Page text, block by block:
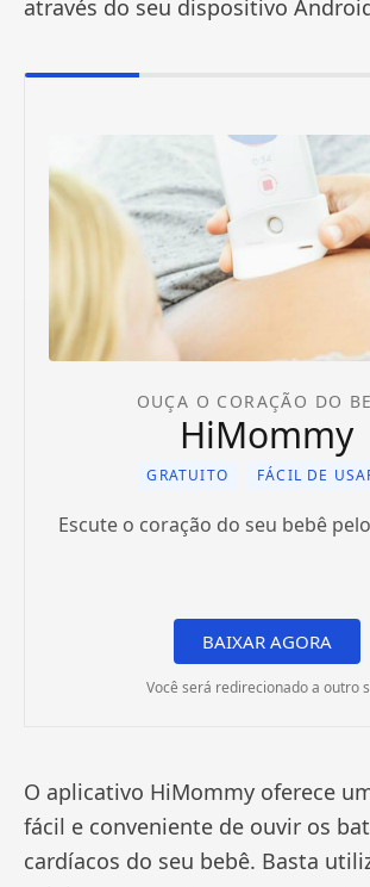
através do seu dispositivo
OUÇA O CORAÇÃO DO
HiMommy
GRATUITO FÁCIL DE
Escute o coração do seu bebê
BAIXAR AGORA
Você será redirecionado a outro
O aplicativo HiMommy oferece
fácil e conveniente de ouvir os
cardíacos do seu bebê. Basta